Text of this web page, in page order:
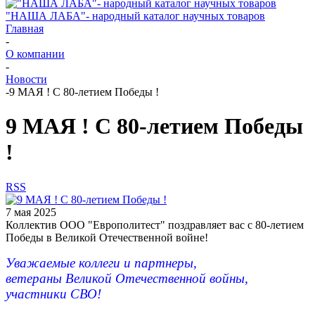
"НАША ЛАБА"- народный каталог научных товаров
Главная
-
О компании
-
Новости
-9 МАЯ ! С 80-летием Победы !
9 МАЯ ! С 80-летием Победы
!
RSS
7 мая 2025
Коллектив ООО "Европолитест" поздравляет вас с 80-летием
Победы в Великой Отечественной войне!
Уважаемые коллеги и партнеры,
ветераны Великой Отечественной войны,
участники СВО!